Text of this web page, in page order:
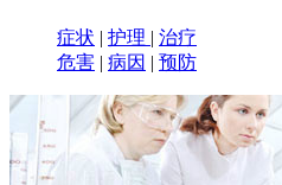
症状 | 护理 | 治疗
危害 | 病因 | 预防